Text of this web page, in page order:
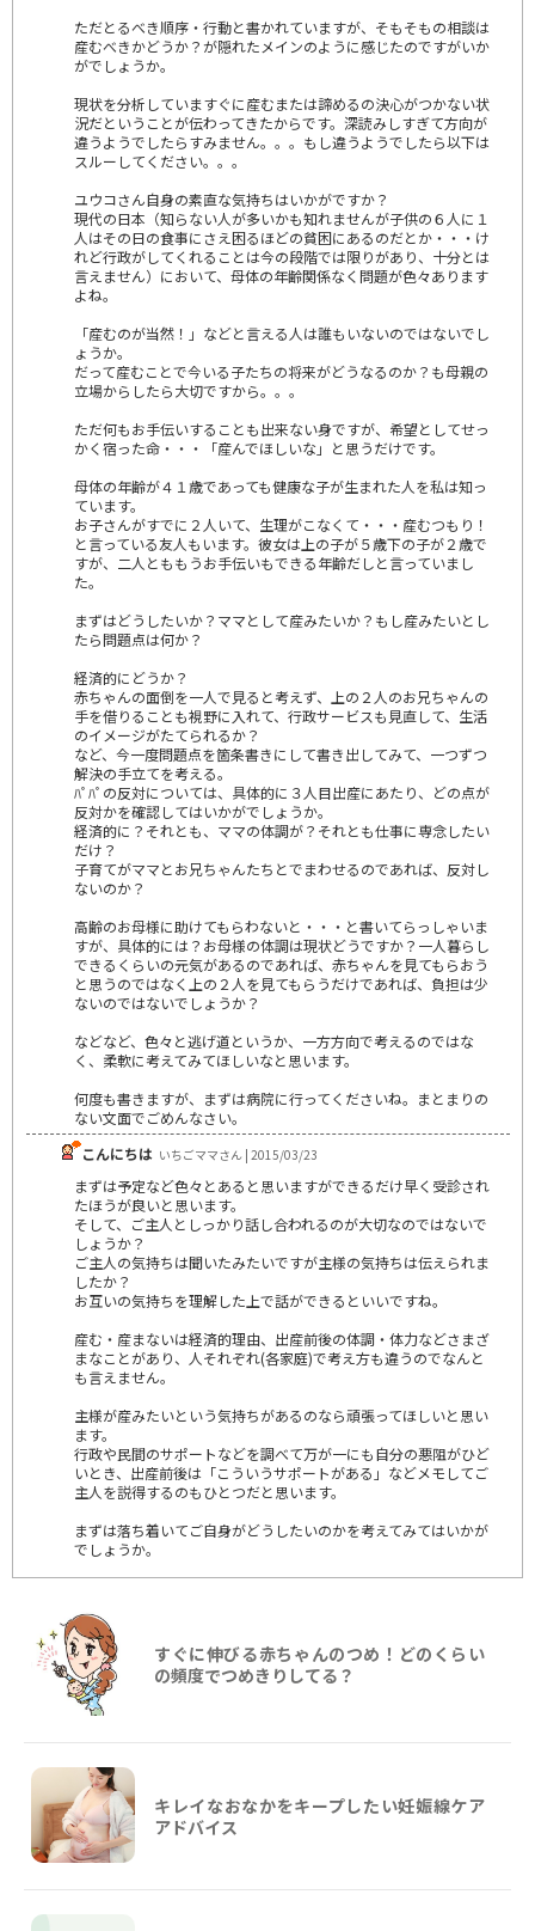
ただとるべき順序・行動と書かれていますが、そもそもの相談は
産むべきかどうか？が隠れたメインのように感じたのですがいか
がでしょうか。
現状を分析していますぐに産むまたは諦めるの決心がつかない状
況だということが伝わってきたからです。深読みしすぎて方向が
違うようでしたらすみません。。。もし違うようでしたら以下は
スルーしてください。。。
ユウコさん自身の素直な気持ちはいかがですか？
現代の日本（知らない人が多いかも知れませんが子供の６人に１
人はその日の食事にさえ困るほどの貧困にあるのだとか・・・け
れど行政がしてくれることは今の段階では限りがあり、十分とは
言えません）において、母体の年齢関係なく問題が色々あります
よね。
「産むのが当然！」などと言える人は誰もいないのではないでし
ょうか。
だって産むことで今いる子たちの将来がどうなるのか？も母親の
立場からしたら大切ですから。。。
ただ何もお手伝いすることも出来ない身ですが、希望としてせっ
かく宿った命・・・「産んでほしいな」と思うだけです。
母体の年齢が４１歳であっても健康な子が生まれた人を私は知っ
ています。
お子さんがすでに２人いて、生理がこなくて・・・産むつもり！
と言っている友人もいます。彼女は上の子が５歳下の子が２歳で
すが、二人とももうお手伝いもできる年齢だしと言っていまし
た。
まずはどうしたいか？ママとして産みたいか？もし産みたいとし
たら問題点は何か？
経済的にどうか？
赤ちゃんの面倒を一人で見ると考えず、上の２人のお兄ちゃんの
手を借りることも視野に入れて、行政サービスも見直して、生活
のイメージがたてられるか？
など、今一度問題点を箇条書きにして書き出してみて、一つずつ
解決の手立てを考える。
ﾊﾟﾊﾟの反対については、具体的に３人目出産にあたり、どの点が
反対かを確認してはいかがでしょうか。
経済的に？それとも、ママの体調が？それとも仕事に専念したい
だけ？
子育てがママとお兄ちゃんたちとでまわせるのであれば、反対し
ないのか？
高齢のお母様に助けてもらわないと・・・と書いてらっしゃいま
すが、具体的には？お母様の体調は現状どうですか？一人暮らし
できるくらいの元気があるのであれば、赤ちゃんを見てもらおう
と思うのではなく上の２人を見てもらうだけであれば、負担は少
ないのではないでしょうか？
などなど、色々と逃げ道というか、一方方向で考えるのではな
く、柔軟に考えてみてほしいなと思います。
何度も書きますが、まずは病院に行ってくださいね。まとまりの
ない文面でごめんなさい。
こんにちは いちごママさん | 2015/03/23
まずは予定など色々とあると思いますができるだけ早く受診され
たほうが良いと思います。
そして、ご主人としっかり話し合われるのが大切なのではないで
しょうか？
ご主人の気持ちは聞いたみたいですが主様の気持ちは伝えられま
したか？
お互いの気持ちを理解した上で話ができるといいですね。
産む・産まないは経済的理由、出産前後の体調・体力などさまざ
まなことがあり、人それぞれ(各家庭)で考え方も違うのでなんと
も言えません。
主様が産みたいという気持ちがあるのなら頑張ってほしいと思い
ます。
行政や民間のサポートなどを調べて万が一にも自分の悪阻がひど
いとき、出産前後は「こういうサポートがある」などメモしてご
主人を説得するのもひとつだと思います。
まずは落ち着いてご自身がどうしたいのかを考えてみてはいかが
でしょうか。
すぐに伸びる赤ちゃんのつめ！どのくらい
の頻度でつめきりしてる？
キレイなおなかをキープしたい妊娠線ケア
アドバイス